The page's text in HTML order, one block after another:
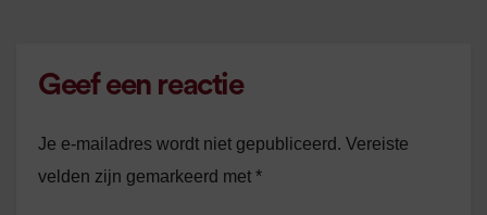
Geef een reactie
Je e-mailadres wordt niet gepubliceerd. Vereiste
velden zijn gemarkeerd met *